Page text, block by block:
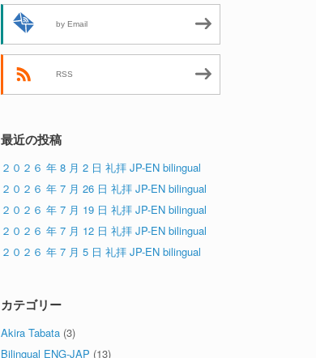
by Email
RSS
最近の投稿
２０２６ 年 8 月 2 日 礼拝 JP-EN bilingual
２０２６ 年 7 月 26 日 礼拝 JP-EN bilingual
２０２６ 年 7 月 19 日 礼拝 JP-EN bilingual
２０２６ 年 7 月 12 日 礼拝 JP-EN bilingual
２０２６ 年 7 月 5 日 礼拝 JP-EN bilingual
カテゴリー
Akira Tabata (3)
Bilingual ENG-JAP (13)